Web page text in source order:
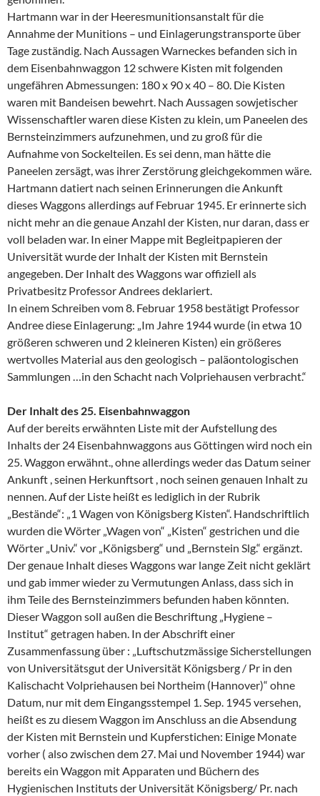
Hartmann war in der Heeresmunitionsanstalt für die
Annahme der Munitions – und Einlagerungstransporte über
Tage zuständig. Nach Aussagen Warneckes befanden sich in
dem Eisenbahnwaggon 12 schwere Kisten mit folgenden
ungefähren Abmessungen: 180 x 90 x 40 – 80. Die Kisten
waren mit Bandeisen bewehrt. Nach Aussagen sowjetischer
Wissenschaftler waren diese Kisten zu klein, um Paneelen des
Bernsteinzimmers aufzunehmen, und zu groß für die
Aufnahme von Sockelteilen. Es sei denn, man hätte die
Paneelen zersägt, was ihrer Zerstörung gleichgekommen wäre.
Hartmann datiert nach seinen Erinnerungen die Ankunft
dieses Waggons allerdings auf Februar 1945. Er erinnerte sich
nicht mehr an die genaue Anzahl der Kisten, nur daran, dass er
voll beladen war. In einer Mappe mit Begleitpapieren der
Universität wurde der Inhalt der Kisten mit Bernstein
angegeben. Der Inhalt des Waggons war offiziell als
Privatbesitz Professor Andrees deklariert.
In einem Schreiben vom 8. Februar 1958 bestätigt Professor
Andree diese Einlagerung: „Im Jahre 1944 wurde (in etwa 10
größeren schweren und 2 kleineren Kisten) ein größeres
wertvolles Material aus den geologisch – paläontologischen
Sammlungen …in den Schacht nach Volpriehausen verbracht.“
Der Inhalt des 25. Eisenbahnwaggon
Auf der bereits erwähnten Liste mit der Aufstellung des
Inhalts der 24 Eisenbahnwaggons aus Göttingen wird noch ein
25. Waggon erwähnt., ohne allerdings weder das Datum seiner
Ankunft , seinen Herkunftsort , noch seinen genauen Inhalt zu
nennen. Auf der Liste heißt es lediglich in der Rubrik
„Bestände“: „1 Wagen von Königsberg Kisten“. Handschriftlich
wurden die Wörter „Wagen von“ „Kisten“ gestrichen und die
Wörter „Univ.“ vor „Königsberg“ und „Bernstein Slg.“ ergänzt.
Der genaue Inhalt dieses Waggons war lange Zeit nicht geklärt
und gab immer wieder zu Vermutungen Anlass, dass sich in
ihm Teile des Bernsteinzimmers befunden haben könnten.
Dieser Waggon soll außen die Beschriftung „Hygiene –
Institut“ getragen haben. In der Abschrift einer
Zusammenfassung über : „Luftschutzmässige Sicherstellungen
von Universitätsgut der Universität Königsberg / Pr in den
Kalischacht Volpriehausen bei Northeim (Hannover)“ ohne
Datum, nur mit dem Eingangsstempel 1. Sep. 1945 versehen,
heißt es zu diesem Waggon im Anschluss an die Absendung
der Kisten mit Bernstein und Kupferstichen: Einige Monate
vorher ( also zwischen dem 27. Mai und November 1944) war
bereits ein Waggon mit Apparaten und Büchern des
Hygienischen Instituts der Universität Königsberg/ Pr. nach